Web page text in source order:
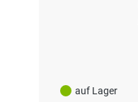
auf Lager